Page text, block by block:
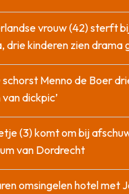
vrouw (42) sterft
drie kinderen zien drama
schorst Menno de Boer
dickpic’
(3) komt om bij
van Dordrecht
omsingelen hotel met